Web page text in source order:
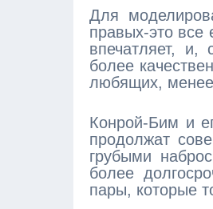
Для
правых-это все
впечатляет,
более
любящих,
Конрой-Бим и
продолжат
грубыми
более
пары, которые